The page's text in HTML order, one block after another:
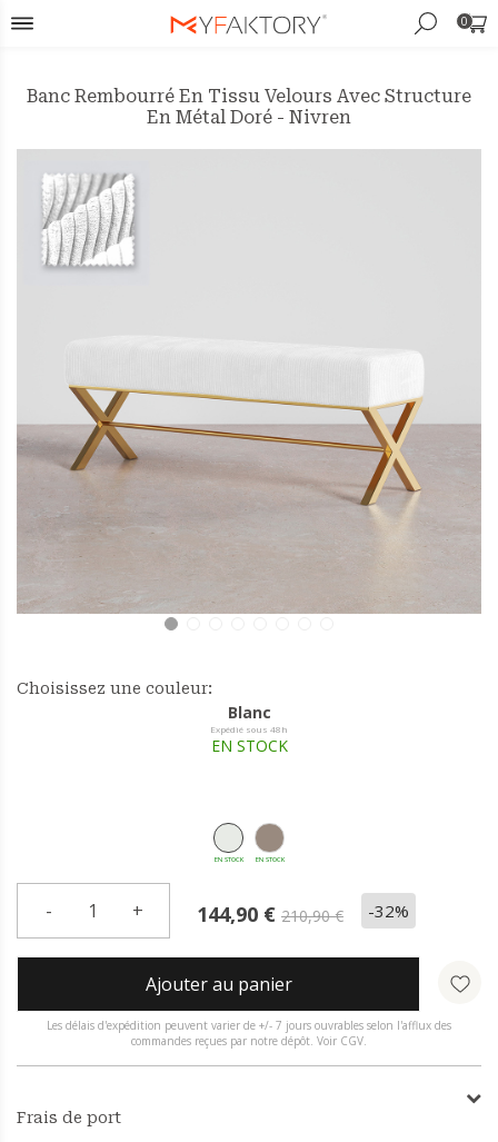
0
Banc Rembourré En Tissu Velours Avec Structure
En Métal Doré - Nivren
Choisissez une couleur:
Blanc
Expédié sous 48h
EN STOCK
EN STOCK EN STOCK
- 1 + 144,90 € 210,90 € -32%
Ajouter au panier
Les délais d'expédition peuvent varier de +/- 7 jours ouvrables selon l'afflux des
commandes reçues par notre dépôt. Voir CGV.
Frais de port